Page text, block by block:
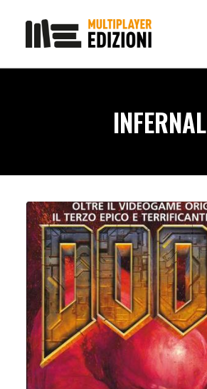
GADGET
NEWS
CONTATTI
CHI SIAMO
DOWNLOAD
RICERCA
INFERNAL